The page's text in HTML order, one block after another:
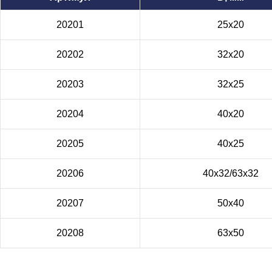
20201 25x20
20202 32x20
20203 32x25
20204 40x20
20205 40x25
20206 40x32/63x32
20207 50x40
20208 63x50